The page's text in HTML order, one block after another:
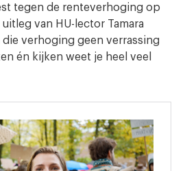
tegen de renteverhoging op
van HU-lector Tamara
die verhoging geen verrassing
én kijken weet je heel veel